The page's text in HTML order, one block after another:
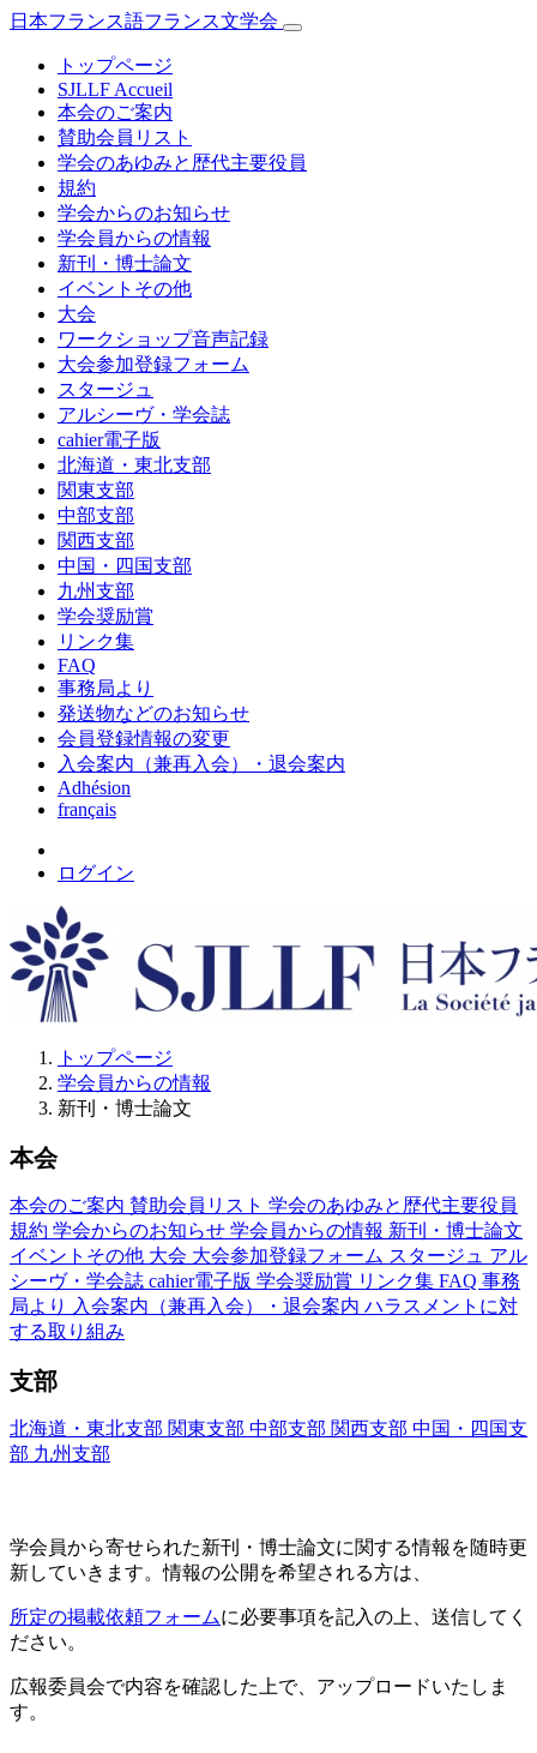
日本フランス語フランス文学会
トップページ
SJLLF Accueil
本会のご案内
賛助会員リスト
学会のあゆみと歴代主要役員
規約
学会からのお知らせ
学会員からの情報
新刊・博士論文
イベントその他
大会
ワークショップ音声記録
大会参加登録フォーム
スタージュ
アルシーヴ・学会誌
cahier電子版
北海道・東北支部
関東支部
中部支部
関西支部
中国・四国支部
九州支部
学会奨励賞
リンク集
FAQ
事務局より
発送物などのお知らせ
会員登録情報の変更
入会案内（兼再入会）・退会案内
Adhésion
français
ログイン
トップページ
学会員からの情報
新刊・博士論文
本会
本会のご案内 賛助会員リスト 学会のあゆみと歴代主要役員
規約 学会からのお知らせ 学会員からの情報 新刊・博士論文
イベントその他 大会 大会参加登録フォーム スタージュ アル
シーヴ・学会誌 cahier電子版 学会奨励賞 リンク集 FAQ 事務
局より
入会案内（兼再入会）・退会案内 ハラスメントに対
する取り組み
支部
北海道・東北支部 関東支部 中部支部 関西支部 中国・四国支
部 九州支部
学会員から寄せられた新刊・ 博士論文に関する情報を随時更
新していきます。情報の公開を希望される方は、
所定の掲載依頼フォームに必要事項を記入の上、送信してく
ださい。
広報委員会で内容を確認した上で、アップロードいたしま
す。